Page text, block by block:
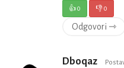
👍0 👎0
Odgovori ⇾
Dboqaz